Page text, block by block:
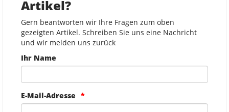
Artikel?
Gern beantworten wir Ihre Fragen zum oben
gezeigten Artikel. Schreiben Sie uns eine Nachricht
und wir melden uns zurück
Ihr Name
E-Mail-Adresse